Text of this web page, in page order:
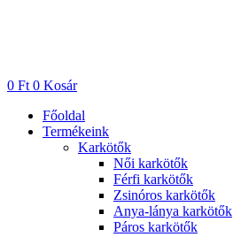
0 Ft 0 Kosár
Főoldal
Termékeink
Karkötők
Női karkötők
Férfi karkötők
Zsinóros karkötők
Anya-lánya karkötők
Páros karkötők